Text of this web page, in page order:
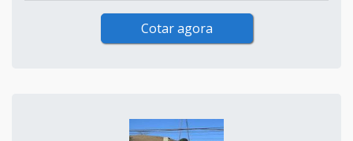
Cotar agora